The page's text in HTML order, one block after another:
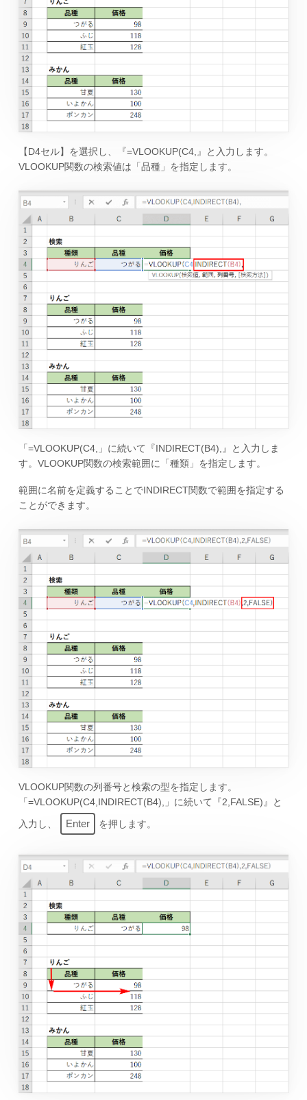
【D4セル】を選択し、『=VLOOKUP(C4,』と入力します。
VLOOKUP関数の検索値は「品種」を指定します。
「=VLOOKUP(C4,」に続いて『INDIRECT(B4),』と入力しま
す。VLOOKUP関数の検索範囲に「種類」を指定します。
範囲に名前を定義することでINDIRECT関数で範囲を指定する
ことができます。
VLOOKUP関数の列番号と検索の型を指定します。
「=VLOOKUP(C4,INDIRECT(B4),」に続いて『2,FALSE)』と
入力し、
Enter を押します。